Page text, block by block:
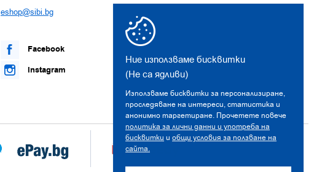
Ние използваме бисквитки
(Не са ядливи)
Използваме бисквитки за персонализиране,
проследяване на интереси, статистика и
анонимно таргетиране. Прочетете повече
политика за лични данни и употреба на
бисквитки и общи условия за ползване на
сайта.
eshop@sibi.bg
Facebook
Instagram